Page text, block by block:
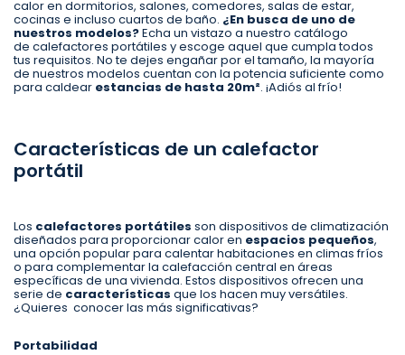
calor en dormitorios, salones, comedores, salas de estar,
cocinas e incluso cuartos de baño. ¿En busca de uno de
nuestros modelos?Echa un vistazo a nuestro catálogo
de calefactores portátiles y escoge aquel que cumpla todos
tus requisitos. No te dejes engañar por el tamaño, la mayoría
de nuestros modelos cuentan con la potencia suficiente como
para caldear estancias de hasta 20m². ¡Adiós al frío!
Características de un calefactor
portátil
Los calefactores portátiles son dispositivos de climatización
diseñados para proporcionar calor en espacios pequeños,
una opción popular para calentar habitaciones en climas fríos
o para complementar la calefacción central en áreas
específicas de una vivienda. Estos dispositivos ofrecen una
serie de características que los hacen muy versátiles.
¿Quieres conocer las más significativas?
Portabilidad